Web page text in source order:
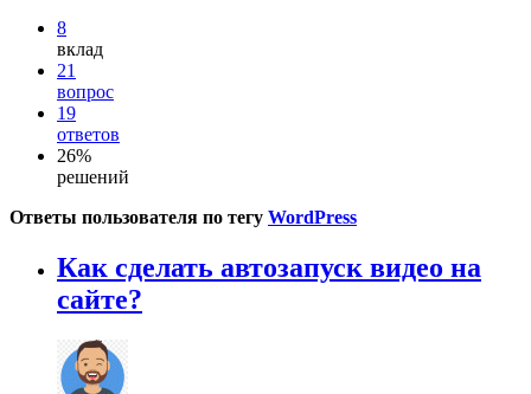
8
вклад
21
вопрос
19
ответов
26%
решений
Ответы пользователя по тегу WordPress
Как сделать автозапуск видео на
сайте?